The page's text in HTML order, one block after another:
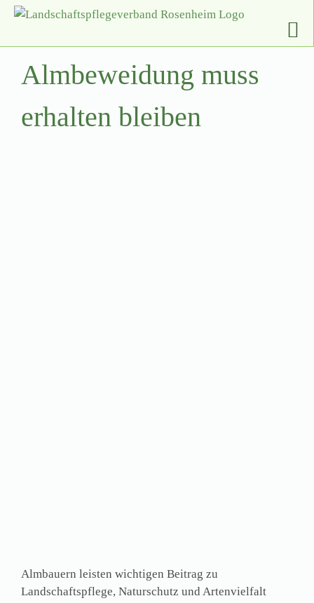
Zum
springen
Almbeweidung muss
erhalten bleiben
Almbauern leisten wichtigen Beitrag zu
Landschaftspflege, Naturschutz und Artenvielfalt